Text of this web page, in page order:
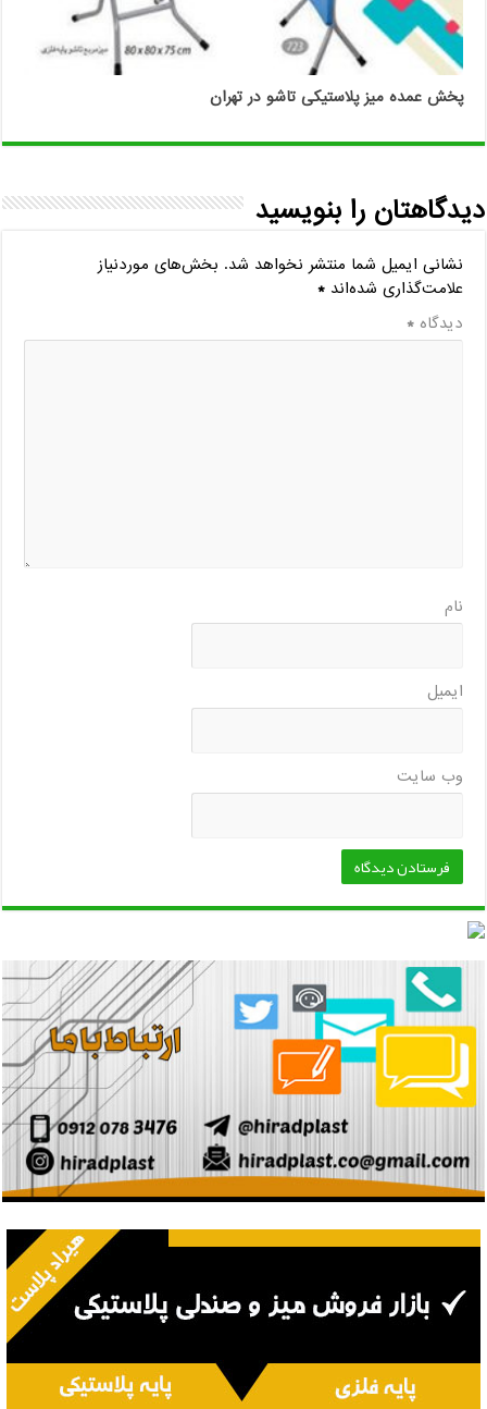
پخش عمده میز پلاستیکی تاشو در تهران
دیدگاهتان را بنویسید
نشانی ایمیل شما منتشر نخواهد شد. بخش‌های موردنیاز
علامت‌گذاری شده‌اند*
دیدگاه*
نام
ایمیل
وب‌ سایت